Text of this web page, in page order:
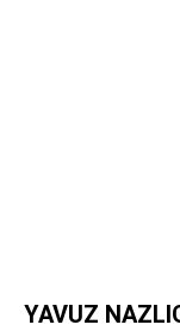
YAVUZ